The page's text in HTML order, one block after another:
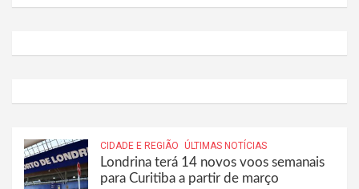
CIDADE E REGIÃO ÚLTIMAS NOTÍCIAS
Londrina terá 14 novos voos semanais
para Curitiba a partir de março